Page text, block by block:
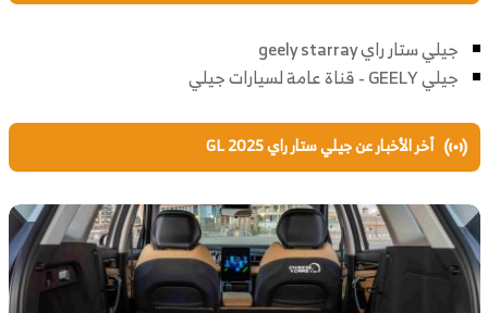
جيلي ستار راي geely starray
جيلي GEELY - قناة عامة لسيارات جيلي
أخر الأخبار عن جيلي ستار راي GL 2025